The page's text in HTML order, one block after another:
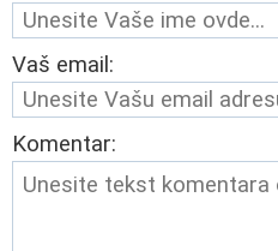
Vaš email:
Komentar: